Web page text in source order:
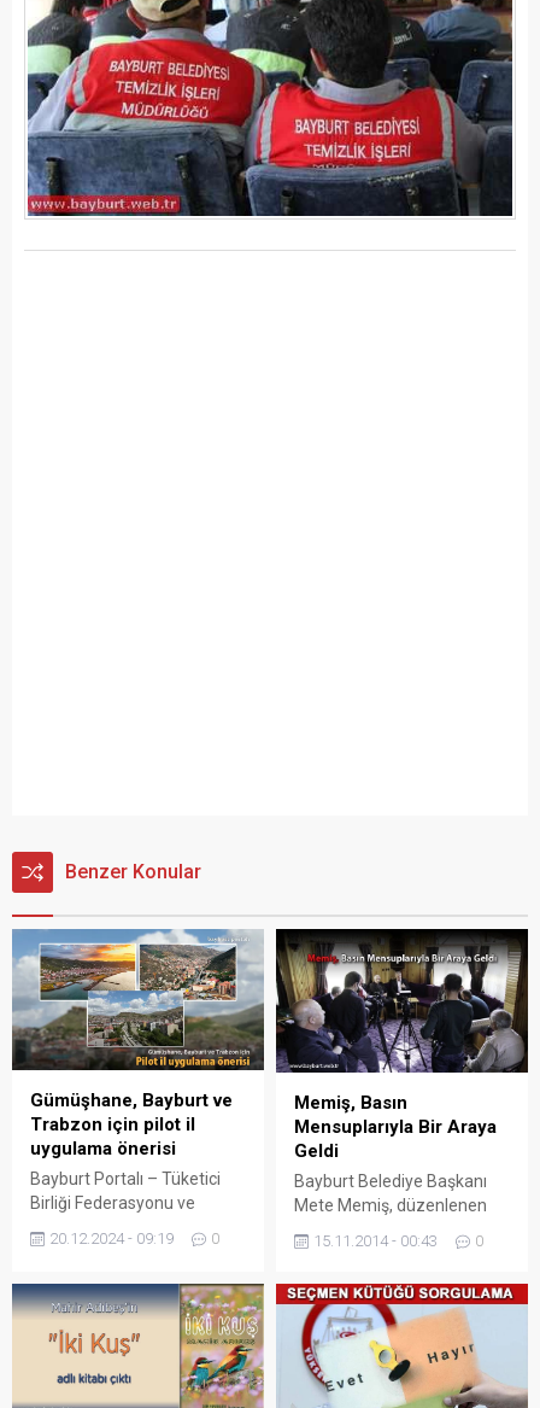
Benzer Konular
Gümüşhane, Bayburt ve
Trabzon için pilot il
uygulama önerisi
Bayburt Portalı – Tüketici
Birliği Federasyonu ve
Tüketici Haklarını Koruma
Derneği (TÜHAK), et
radikal bir çözüm önerisi
sundu. Gümüşhane, Bayburt
ve Trabzon illerini pilot il
olarak belirleyerek, bu
bölgelerde küçükbaş
20.12.2024 - 09:19 0
Memiş, Basın
Mensuplarıyla Bir Araya
Geldi
Bayburt Belediye Başkanı
Mete Memiş, düzenlenen
kahvaltıda, basın
mensuplarıyla bir araya
önemli açıklamalarda
bulundu. Şair Zihni Kent
Ormanı’ndaki belediyeye ait
bağevinde, Bayburt’ta görev
yapan yerel ve ulusal basın
15.11.2014 - 00:43 0